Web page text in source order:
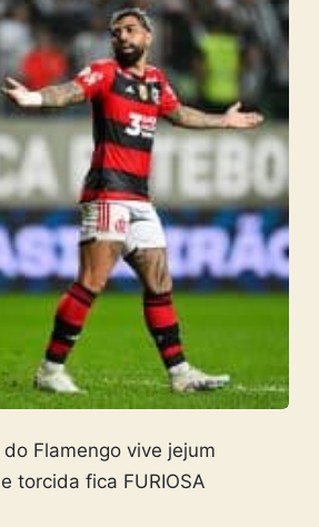
Flamengo vive jejum
e torcida fica FURIOSA